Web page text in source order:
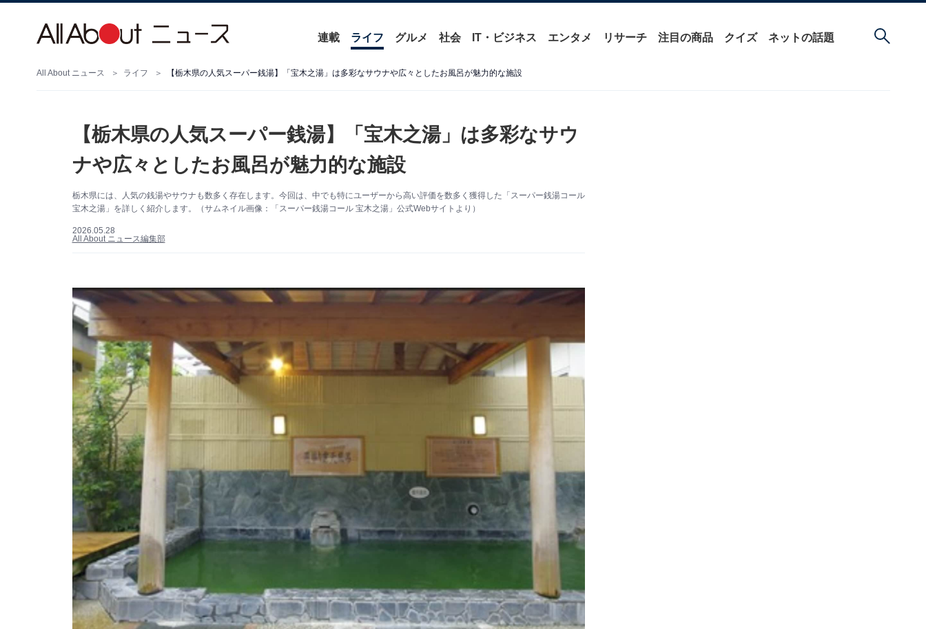
連載 ライフ グルメ 社会 IT・ビジネス エンタメ リサーチ 注目の商品 クイズ ネットの話題
All About ニュース ライフ 【栃木県の人気スーパー銭湯】「宝木之湯」は多彩なサウナや広々としたお風呂が魅力的な施設
【栃木県の人気スーパー銭湯】「宝木之湯」は多彩なサウ
ナや広々としたお風呂が魅力的な施設
栃木県には、人気の銭湯やサウナも数多く存在します。今回は、中でも特にユーザーから高い評価を数多く獲得した「スーパー銭湯コール
宝木之湯」を詳しく紹介します。（サムネイル画像：「スーパー銭湯コール 宝木之湯」公式Webサイトより）
2026.05.28
All About ニュース編集部